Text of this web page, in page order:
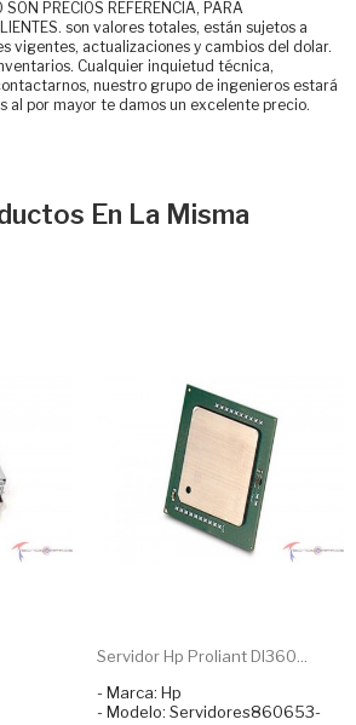
SON PRECIOS REFERENCIA, PARA
son valores totales, están sujetos a
vigentes, actualizaciones y cambios del dolar.
Cualquier inquietud técnica,
nuestro grupo de ingenieros estará
al por mayor te damos un excelente precio.
En La Misma
Servidor Hp Proliant Dl360...
- Marca: Hp
- Modelo: Servidores860653-